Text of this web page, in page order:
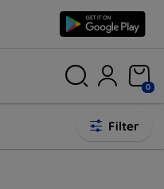
0
Filter